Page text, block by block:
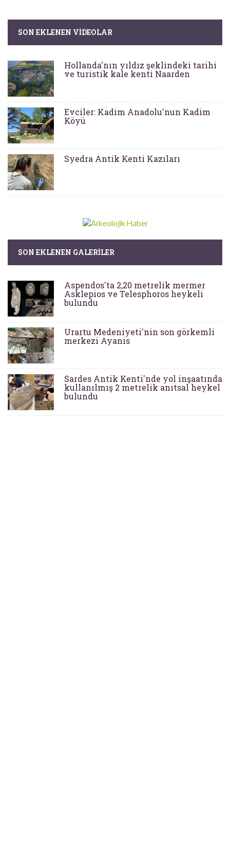
SON EKLENEN VIDEOLAR
Hollanda'nın yıldız şeklindeki tarihi
ve turistik kale kenti Naarden
Evciler: Kadim Anadolu'nun Kadim
Köyü
Syedra Antik Kenti Kazıları
SON EKLENEN GALERILER
Aspendos'ta 2,20 metrelik mermer
Asklepios ve Telesphoros heykeli
bulundu
Urartu Medeniyeti'nin son görkemli
merkezi Ayanis
Sardes Antik Kenti'nde yol inşaatında
kullanılmış 2 metrelik anıtsal heykel
bulundu